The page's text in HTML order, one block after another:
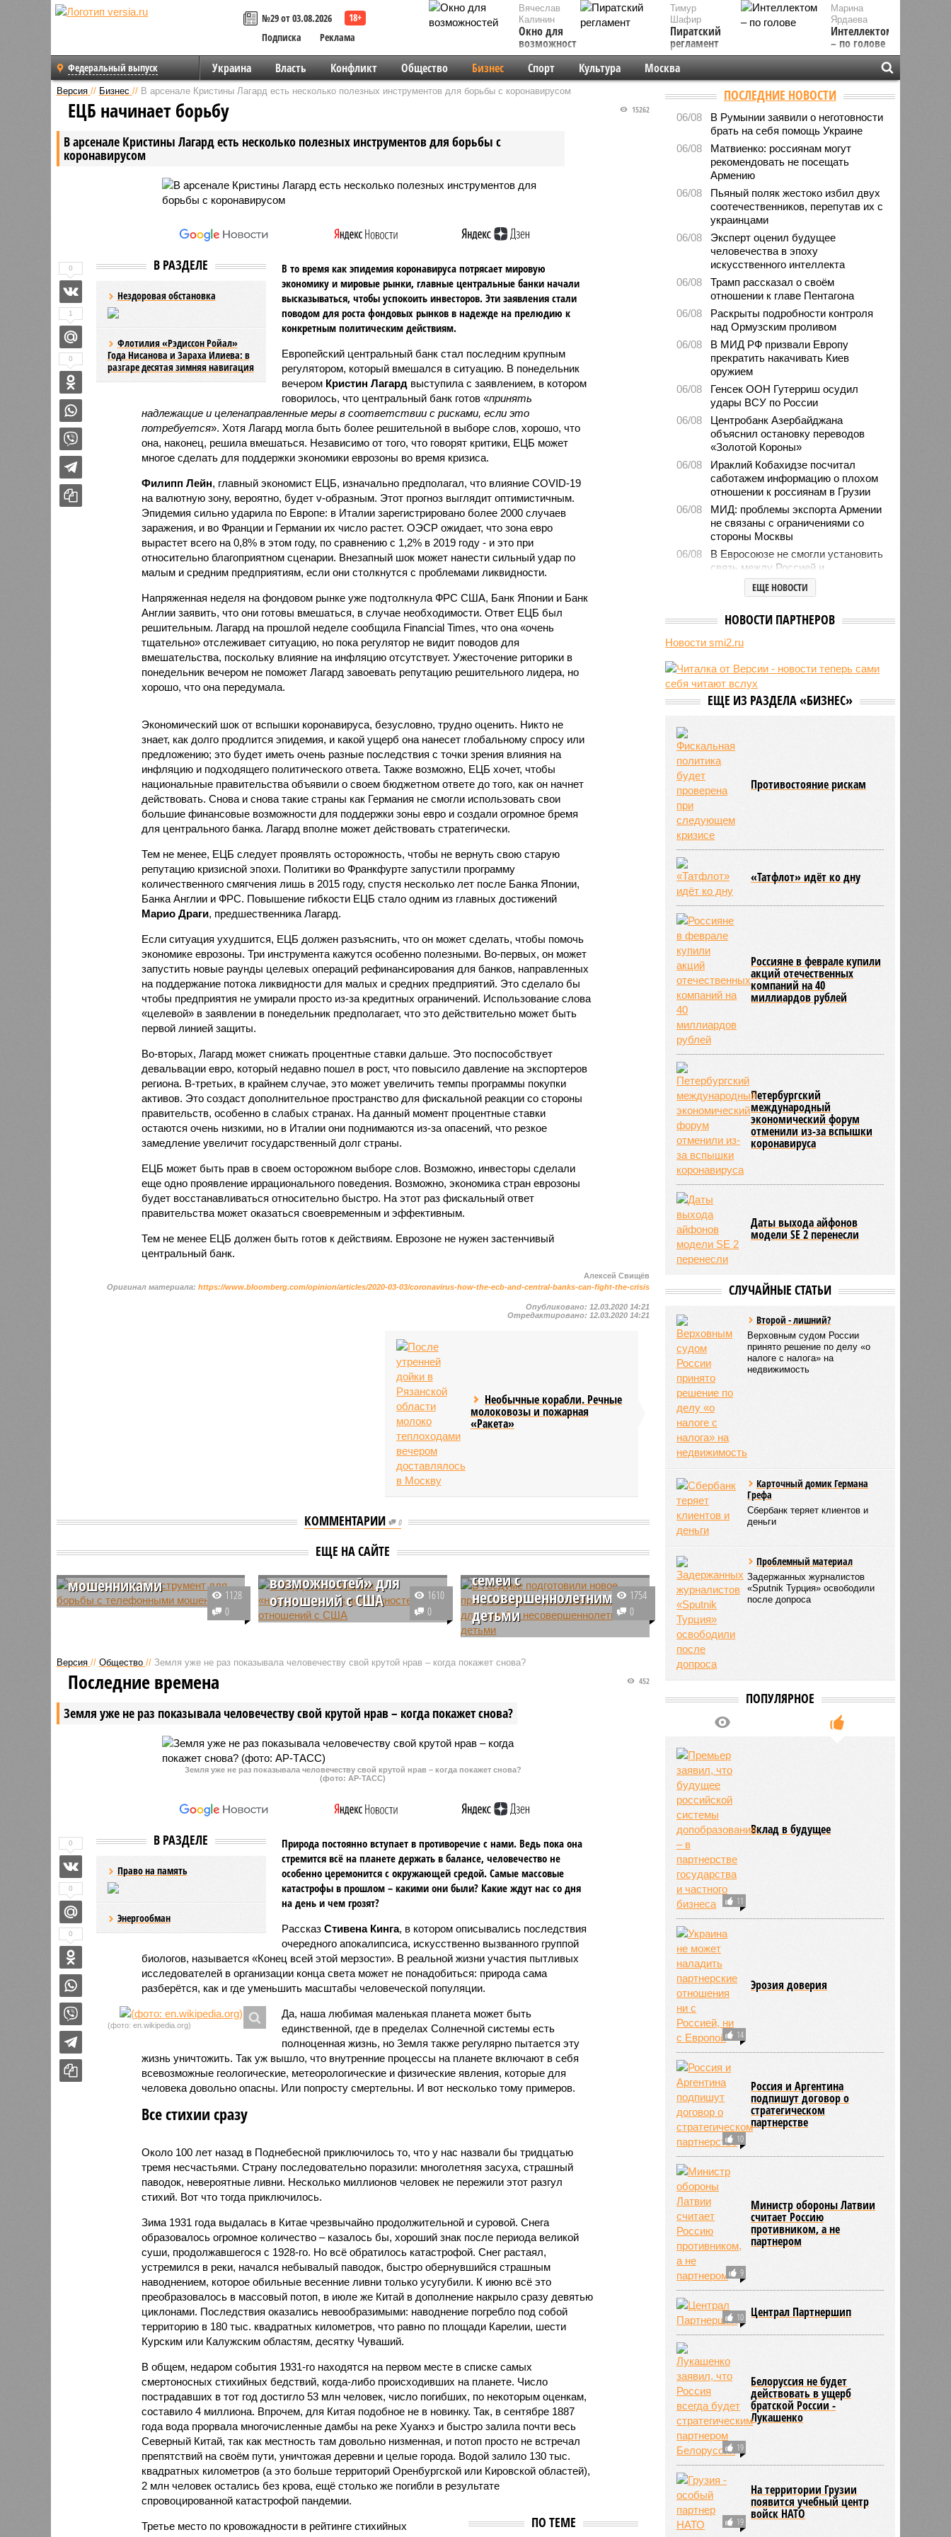
№29 от 03.08.2026
Подписка
Реклама
Вячеслав
Калинин
Окно для
возможностей
Марина
Ярдаева
Интеллектом
– по голове
Тимур
Шафир
Пиратский
регламент
Федеральный выпуск Украина Власть Конфликт Общество Бизнес Спорт Культура Москва
Версия // Бизнес // В арсенале Кристины Лагард есть несколько полезных инструментов для борьбы с коронавирусом
В арсенале Кристины Лагард есть несколько полезных инструментов для борьбы с
коронавирусом
15262
ЕЦБ начинает борьбу
В РАЗДЕЛЕ
Нездоровая обстановка
Флотилия «Рэдиссон Ройал»
Года Нисанова и Зараха Илиева: в
разгаре десятая зимняя навигация
В то время как эпидемия коронавируса потрясает мировую
экономику и мировые рынки, главные центральные банки начали
высказываться, чтобы успокоить инвесторов. Эти заявления стали
поводом для роста фондовых рынков в надежде на прелюдию к
конкретным политическим действиям.
Европейский центральный банк стал последним крупным
регулятором, который вмешался в ситуацию. В понедельник
вечером Кристин Лагардвыступила с заявлением, в котором
говорилось, что центральный банк готов «принять
надлежащие и целенаправленные меры в соответствии с рисками, если это
потребуется». Хотя Лагард могла быть более решительной в выборе слов, хорошо, что
она, наконец, решила вмешаться. Независимо от того, что говорят критики, ЕЦБ может
многое сделать для поддержки экономики еврозоны во время кризиса.
Филипп Лейн, главный экономист ЕЦБ, изначально предполагал, что влияние COVID-19
на валютную зону, вероятно, будет v-образным. Этот прогноз выглядит оптимистичным.
Эпидемия сильно ударила по Европе: в Италии зарегистрировано более 2000 случаев
заражения, и во Франции и Германии их число растет. ОЭСР ожидает, что зона евро
вырастет всего на 0,8% в этом году, по сравнению с 1,2% в 2019 году - и это при
относительно благоприятном сценарии. Внезапный шок может нанести сильный удар по
малым и средним предприятиям, если они столкнутся с проблемами ликвидности.
Напряженная неделя на фондовом рынке уже подтолкнула ФРС США, Банк Японии и Банк
Англии заявить, что они готовы вмешаться, в случае необходимости. Ответ ЕЦБ был
решительным. Лагард на прошлой неделе сообщила Financial Times, что она «очень
тщательно» отслеживает ситуацию, но пока регулятор не видит поводов для
вмешательства, поскольку влияние на инфляцию отсутствует. Ужесточение риторики в
понедельник вечером не поможет Лагард завоевать репутацию решительного лидера, но
хорошо, что она передумала.
Экономический шок от вспышки коронавируса, безусловно, трудно оценить. Никто не
знает, как долго продлится эпидемия, и какой ущерб она нанесет глобальному спросу или
предложению; это будет иметь очень разные последствия с точки зрения влияния на
инфляцию и подходящего политического ответа. Также возможно, ЕЦБ хочет, чтобы
национальные правительства объявили о своем бюджетном ответе до того, как он начнет
действовать. Снова и снова такие страны как Германия не смогли использовать свои
большие финансовые возможности для поддержки зоны евро и создали огромное бремя
для центрального банка. Лагард вполне может действовать стратегически.
Тем не менее, ЕЦБ следует проявлять осторожность, чтобы не вернуть свою старую
репутацию кризисной эпохи. Политики во Франкфурте запустили программу
количественного смягчения лишь в 2015 году, спустя несколько лет после Банка Японии,
Банка Англии и ФРС. Повышение гибкости ЕЦБ стало одним из главных достижений
Марио Драги, предшественника Лагард.
Если ситуация ухудшится, ЕЦБ должен разъяснить, что он может сделать, чтобы помочь
экономике еврозоны. Три инструмента кажутся особенно полезными. Во-первых, он может
запустить новые раунды целевых операций рефинансирования для банков, направленных
на поддержание потока ликвидности для малых и средних предприятий. Это сделало бы
чтобы предприятия не умирали просто из-за кредитных ограничений. Использование слова
«целевой» в заявлении в понедельник предполагает, что это действительно может быть
первой линией защиты.
Во-вторых, Лагард может снижать процентные ставки дальше. Это поспособствует
девальвации евро, который недавно пошел в рост, что повысило давление на экспортеров
региона. В-третьих, в крайнем случае, это может увеличить темпы программы покупки
активов. Это создаст дополнительное пространство для фискальной реакции со стороны
правительств, особенно в слабых странах. На данный момент процентные ставки
остаются очень низкими, но в Италии они поднимаются из-за опасений, что резкое
замедление увеличит государственный долг страны.
ЕЦБ может быть прав в своем осторожном выборе слов. Возможно, инвесторы сделали
еще одно проявление иррационального поведения. Возможно, экономика стран еврозоны
будет восстанавливаться относительно быстро. На этот раз фискальный ответ
правительства может оказаться своевременным и эффективным.
Тем не менее ЕЦБ должен быть готов к действиям. Еврозоне не нужен застенчивый
центральный банк.
0
1
0
Алексей Свищёв
Оригинал материала:https://www.bloomberg.com/opinion/articles/2020-03-03/coronavirus-how-the-ecb-and-central-banks-can-fight-the-crisis
Опубликовано: 12.03.2020 14:21
Отредактировано: 12.03.2020 14:21
Необычные корабли. Речные
молоковозы и пожарная
«Ракета»
КОММЕНТАРИИ 0
ЕЩЕ НА САЙТЕ
Назван главный
инструмент для борьбы с
мошенниками
В условиях роста телефонного
крайнюю степень недоверия к
любым звонкам, связанным с
1128
0
В МИД РФ сообщили о
«небольшом окне
возможностей» для
отношений с США
Заместитель министра
возможностям развития
власти в США Трампа.
1610
0
В Госдуме подготовили
условиям развода для
семей с
несовершеннолетними
детьми
Депутат Государственной Думы
— За правду» Дмитрий Кузнецов
детей с родителями уже на этапе
законопроект на рассмотрение в
1754
0
Версия // Общество // Земля уже не раз показывала человечеству свой крутой нрав – когда покажет снова?
Земля уже не раз показывала человечеству свой крутой нрав – когда покажет снова?
452
Последние времена
Земля уже не раз показывала человечеству свой крутой нрав – когда покажет снова?
(фото: АР-ТАСС)
В РАЗДЕЛЕ
Право на память
Энергообман
Природа постоянно вступает в противоречие с нами. Ведь пока она
стремится всё на планете держать в балансе, человечество не
особенно церемонится с окружающей средой. Самые массовые
катастрофы в прошлом – какими они были? Какие ждут нас со дня
на день и чем грозят?
Рассказ Стивена Кинга, в котором описывались последствия
очередного апокалипсиса, искусственно вызванного группой
биологов, называется «Конец всей этой мерзости». В реальной жизни участия пытливых
исследователей в организации конца света может не понадобиться: природа сама
разберётся, как и где уменьшить масштабы человеческой популяции.
(фото: en.wikipedia.org)
Да, наша любимая маленькая планета может быть
единственной, где в пределах Солнечной системы есть
полноценная жизнь, но Земля также регулярно пытается эту
жизнь уничтожить. Так уж вышло, что внутренние процессы на планете включают в себя
всевозможные геологические, метеорологические и физические явления, которые для
человека довольно опасны. Или попросту смертельны. И вот несколько тому примеров.
Все стихии сразу
Около 100 лет назад в Поднебесной приключилось то, что у нас назвали бы тридцатью
тремя несчастьями. Страну последовательно поразили: многолетняя засуха, страшный
паводок, невероятные ливни. Несколько миллионов человек не пережили этот разгул
стихий. Вот что тогда приключилось.
Зима 1931 года выдалась в Китае чрезвычайно продолжительной и суровой. Снега
образовалось огромное количество – казалось бы, хороший знак после периода великой
суши, продолжавшегося с 1928-го. Но всё обратилось катастрофой. Снег растаял,
устремился в реки, начался небывалый паводок, быстро обернувшийся страшным
наводнением, которое обильные весенние ливни только усугубили. К июню всё это
преобразовалось в массовый потоп, в июле же Китай в дополнение накрыло сразу девятью
циклонами. Последствия оказались невообразимыми: наводнение погребло под собой
территорию в 180 тыс. квадратных километров, что равно по площади Карелии, шести
Курским или Калужским областям, десятку Чуваший.
В общем, недаром события 1931-го находятся на первом месте в списке самых
смертоносных стихийных бедствий, когда-либо происходивших на планете. Число
пострадавших в тот год достигло 53 млн человек, число погибших, по некоторым оценкам,
составило 4 миллиона. Впрочем, для Китая подобное не в новинку. Так, в сентябре 1887
года вода прорвала многочисленные дамбы на реке Хуанхэ и быстро залила почти весь
Северный Китай, так как местность там довольно низменная, и потоп просто не встречал
препятствий на своём пути, уничтожая деревни и целые города. Водой залило 130 тыс.
квадратных километров (а это больше территорий Оренбургской или Кировской областей),
2 млн человек остались без крова, ещё столько же погибли в результате
спровоцированной катастрофой пандемии.
ПО ТЕМЕ
Третье место по кровожадности в рейтинге стихийных
0
0
0
ПОСЛЕДНИЕ НОВОСТИ
06/08
В Румынии заявили о неготовности
брать на себя помощь Украине
06/08
Матвиенко: россиянам могут
рекомендовать не посещать
Армению
06/08
Пьяный поляк жестоко избил двух
соотечественников, перепутав их с
украинцами
06/08
Эксперт оценил будущее
человечества в эпоху
искусственного интеллекта
06/08
Трамп рассказал о своём
отношении к главе Пентагона
06/08
Раскрыты подробности контроля
над Ормузским проливом
06/08
В МИД РФ призвали Европу
прекратить накачивать Киев
оружием
06/08
Генсек ООН Гутерриш осудил
удары ВСУ по России
06/08
Центробанк Азербайджана
объяснил остановку переводов
«Золотой Короны»
06/08
Ираклий Кобахидзе посчитал
саботажем информацию о плохом
отношении к россиянам в Грузии
06/08
МИД: проблемы экспорта Армении
не связаны с ограничениями со
стороны Москвы
06/08
В Евросоюзе не смогли установить
связь между Россией и
миграционным кризисом в Сеуте
Ямпольская объяснила причины
ведущие вузы страны
06/08
Euractiv: закрытие границы с
экономики Финляндии
06/08
Минобрнауки осенью примет
решение о правилах приёма на
ЕЩЕ НОВОСТИ
НОВОСТИ ПАРТНЕРОВ
Новости smi2.ru
ЕЩЕ ИЗ РАЗДЕЛА «БИЗНЕС»
Противостояние рискам
«Татфлот» идёт ко дну
Россияне в феврале купили
акций отечественных
компаний на 40
миллиардов рублей
Петербургский
международный
экономический форум
отменили из-за вспышки
коронавируса
Даты выхода айфонов
модели SE 2 перенесли
СЛУЧАЙНЫЕ СТАТЬИ
Второй - лишний?
Верховным судом России
принято решение по делу «о
налоге с налога» на
недвижимость
Карточный домик Германа
Грефа
Сбербанк теряет клиентов и
деньги
Проблемный материал
Задержанных журналистов
«Sputnik Турция» освободили
после допроса
ПОПУЛЯРНОЕ
11
Вклад в будущее
14
Эрозия доверия
10
Россия и Аргентина
подпишут договор о
стратегическом
партнерстве
9
Министр обороны Латвии
считает Россию
противником, а не
партнером
10 Централ Партнершип
19
Белоруссия не будет
действовать в ущерб
братской России -
Лукашенко
19
На территории Грузии
появится учебный центр
войск НАТО